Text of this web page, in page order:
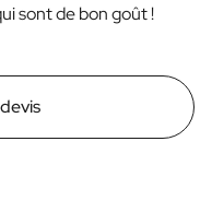
sont de bon goût !